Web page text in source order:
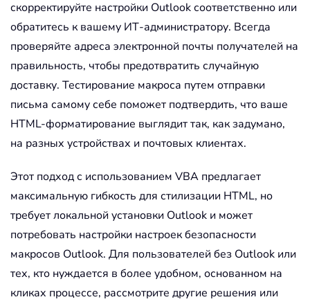
скорректируйте настройки Outlook соответственно или
обратитесь к вашему ИТ-администратору. Всегда
проверяйте адреса электронной почты получателей на
правильность, чтобы предотвратить случайную
доставку. Тестирование макроса путем отправки
письма самому себе поможет подтвердить, что ваше
HTML-форматирование выглядит так, как задумано,
на разных устройствах и почтовых клиентах.
Этот подход с использованием VBA предлагает
максимальную гибкость для стилизации HTML, но
требует локальной установки Outlook и может
потребовать настройки настроек безопасности
макросов Outlook. Для пользователей без Outlook или
тех, кто нуждается в более удобном, основанном на
кликах процессе, рассмотрите другие решения или